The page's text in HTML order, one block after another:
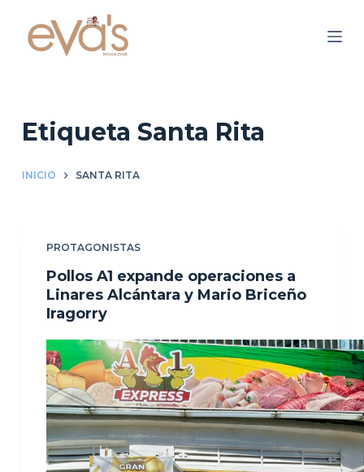
Etiqueta Santa Rita
INICIO SANTA RITA
PROTAGONISTAS
Pollos A1 expande operaciones a
Linares Alcántara y Mario Briceño
Iragorry